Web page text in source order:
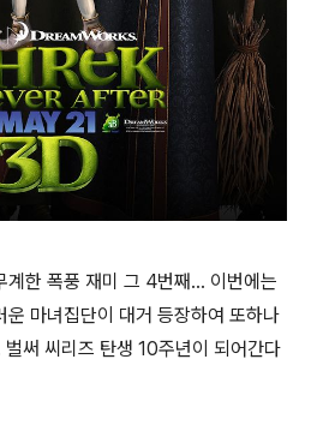
계한 폭풍 재미 그 4번째... 이번에는
마녀집단이 대거 등장하여 또하나
써 씨리즈 탄생 10주년이 되어간다